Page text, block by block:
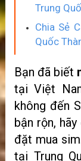
Trung
Chia Sẻ
Quốc
Bạn đã biết
tại Việt
không đến
bận rộn, hãy
đặt mua
tại Trung